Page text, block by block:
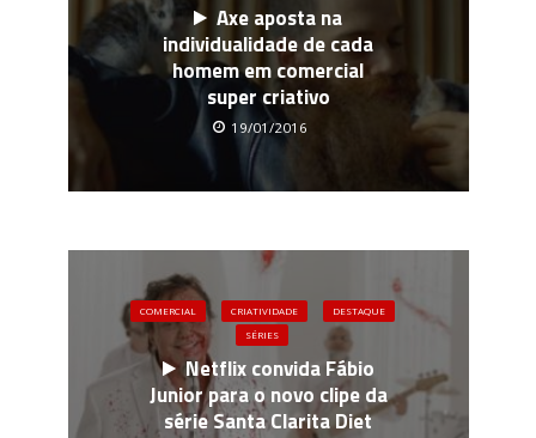
Axe aposta na
individualidade de cada
homem em comercial
super criativo
19/01/2016
COMERCIAL CRIATIVIDADE
DESTAQUE
SÉRIES
Netflix convida Fábio
Junior para o novo clipe da
série Santa Clarita Diet